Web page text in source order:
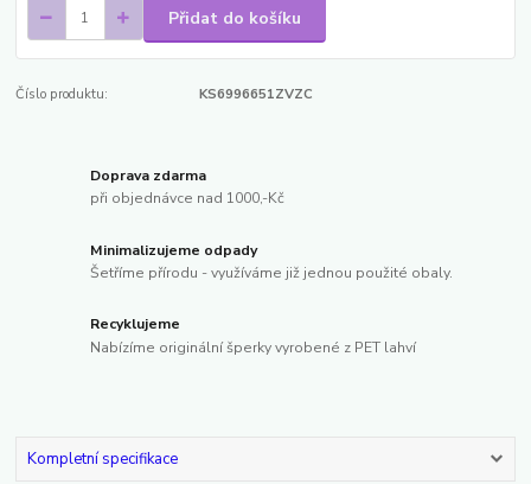
Přidat do košíku
Číslo produktu: KS6996651ZVZC
Doprava zdarma
při objednávce nad 1000,-Kč
Minimalizujeme odpady
Šetříme přírodu - využíváme již jednou použité obaly.
Recyklujeme
Nabízíme originální šperky vyrobené z PET lahví
Kompletní specifikace